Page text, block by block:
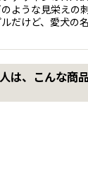
ような見栄えの
ルだけど、愛犬の
は、こんな商